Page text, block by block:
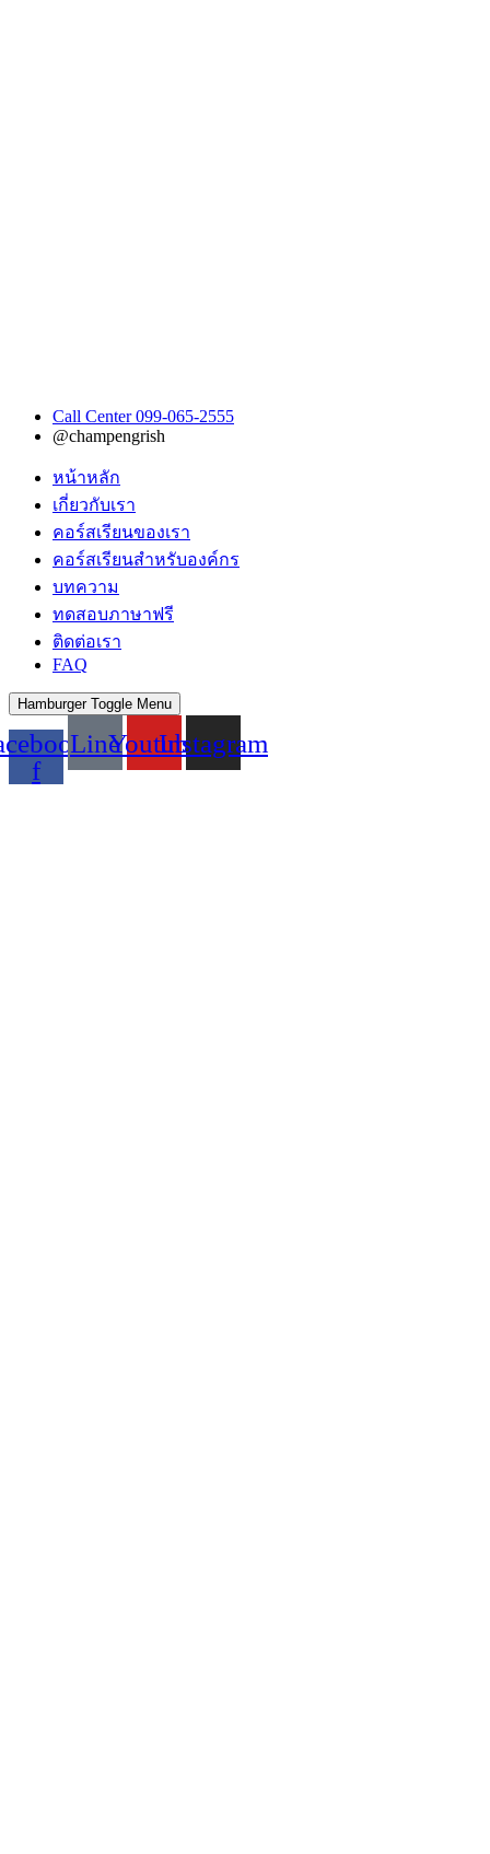
Call Center 099-065-2555
@champengrish
หน้าหลัก
เกี่ยวกับเรา
คอร์สเรียนของเรา
คอร์สเรียนสำหรับองค์กร
บทความ
ทดสอบภาษาฟรี
ติดต่อเรา
FAQ
Hamburger Toggle Menu
f
LineYoutubeInstagram